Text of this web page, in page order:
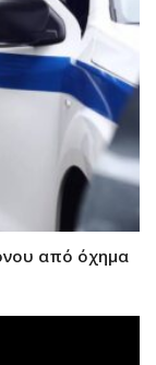
από όχημα